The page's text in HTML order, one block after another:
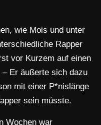
wie Mois und unter
Rapper
vor Kurzem auf einen
Er äußerte sich dazu
mit einer P*nislänge
sein müsste.
Wochen war